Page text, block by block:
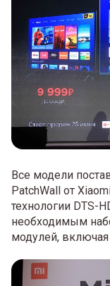
Все модели
PatchWall от
технологии DTS-
необходимым
модулей, включая